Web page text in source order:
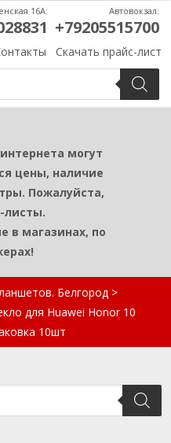
Скачать прайс-лист
16А: Автовокзал:
+79205515700
могут
цены, наличие
Пожалуйста,
листы.
в магазинах, по
Белгород >
для Huawei Honor 10
10шт